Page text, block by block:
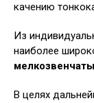
качению
Из
наиболее
В целях